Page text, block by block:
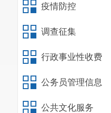
疫情防控
调查征集
行政事业性收费
公务员管理信息
公共文化服务